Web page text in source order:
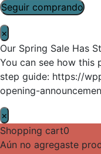
Seguir comprando
×
Our Spring Sale Has
You can see how this
step guide: https://
opening-
×
Shopping cart0
Aún no agregaste